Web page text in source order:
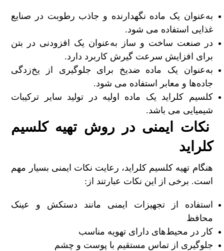
به‌عنوان یک ماده نگهدارنده و جاذب رطوبت در صنایع
غذایی استفاده می شود.
در صنعت ساخت و ساز به‌عنوان یک افزودنی در بتن
برای افزایش سرعت گیرش کاربرد دارد.
به‌عنوان یک ماده ضدیخ برای جلوگیری از یخ‌زدگی
جاده‌ها و معابر استفاده می شود.
کلسیم کلراید یک ماده اولیه در تولید سایر ترکیبات
شیمیایی می باشد.
نکات ایمنی در روش تهیه کلسیم
کلراید
هنگام تهیه کلسیم کلراید، رعایت نکات ایمنی بسیار مهم
است. برخی از این نکات عبارتند از:
استفاده از تجهیزات ایمنی مانند دستکش و عینک
محافظ
کار در محیط‌های دارای تهویه مناسب
جلوگیری از تماس مستقیم با پوست و چشم